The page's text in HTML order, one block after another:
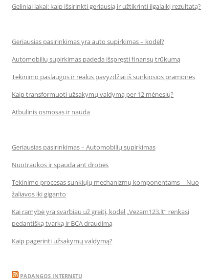
Geliniai lakai: kaip išsirinkti geriausią ir užtikrinti ilgalaikį rezultatą?
Geriausias pasirinkimas yra auto supirkimas – kodėl?
Automobilių supirkimas padeda išspręsti finansų trūkumą
Tekinimo paslaugos ir realūs pavyzdžiai iš sunkiosios pramonės
Kaip transformuoti užsakymų valdymą per 12 mėnesių?
Atbulinis osmosas ir nauda
Geriausias pasirinkimas – Automobilių supirkimas
Nuotraukos ir spauda ant drobės
Tekinimo procesas sunkiųjų mechanizmų komponentams – Nuo
žaliavos iki giganto
Kai ramybė yra svarbiau už greitį, kodėl „Vezam123.lt“ renkasi
pedantišką tvarką ir BCA draudimą
Kaip pagerinti užsakymų valdymą?
PADANGOS INTERNETU